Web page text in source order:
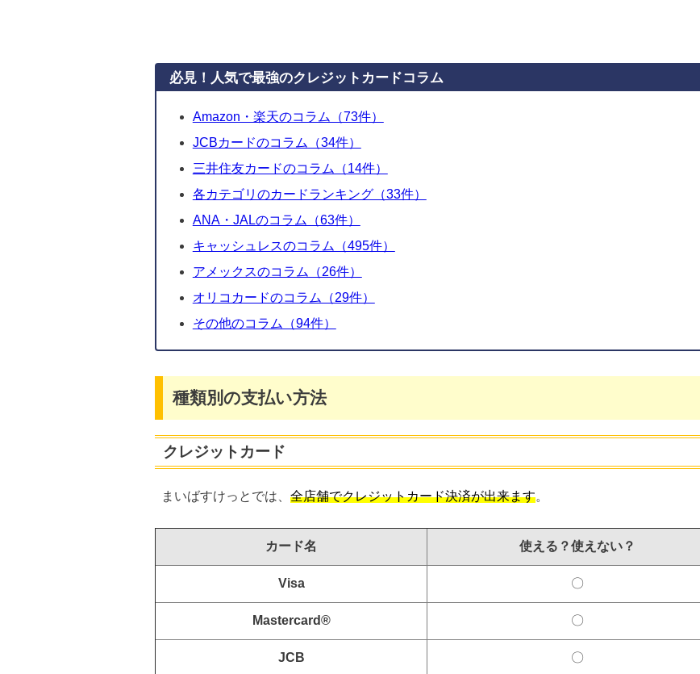
必見！人気で最強のクレジットカードコラム
Amazon・楽天のコラム（73件）
JCBカードのコラム（34件）
三井住友カードのコラム（14件）
各カテゴリのカードランキング（33件）
ANA・JALのコラム（63件）
キャッシュレスのコラム（495件）
アメックスのコラム（26件）
オリコカードのコラム（29件）
その他のコラム（94件）
種類別の支払い方法
クレジットカード
まいばすけっとでは、 全店舗でクレジットカード決済が出来ます。
カード名 使える？使えない？
Visa 〇
Mastercard® 〇
JCB 〇